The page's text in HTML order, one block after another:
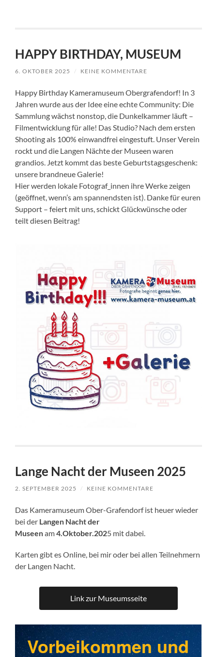
HAPPY BIRTHDAY, MUSEUM
6. OKTOBER 2025 / KEINE KOMMENTARE
Happy Birthday Kameramuseum Obergrafendorf! In 3
Jahren wurde aus der Idee eine echte Community: Die
Sammlung wächst nonstop, die Dunkelkammer läuft –
Filmentwicklung für alle! Das Studio? Nach dem ersten
Shooting als 100% einwandfrei eingestuft. Unser Verein
rockt und die Langen Nächte der Museen waren
grandios. Jetzt kommt das beste Geburtstagsgeschenk:
unsere brandneue Galerie!
Hier werden lokale Fotograf_innen ihre Werke zeigen
(geöffnet, wenn’s am spannendsten ist). Danke für euren
Support – feiert mit uns, schickt Glückwünsche oder
teilt diesen Beitrag!
Lange Nacht der Museen 2025
2. SEPTEMBER 2025 / KEINE KOMMENTARE
Das Kameramuseum Ober-Grafendorf ist heuer wieder
bei der Langen Nacht der
Museenam4.Oktober.2025 mit dabei.
Karten gibt es Online, bei mir oder bei allen Teilnehmern
der Langen Nacht.
Link zur Museumsseite